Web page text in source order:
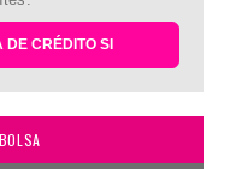
CRÉDITO SI